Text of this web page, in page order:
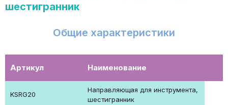
шестигранник
Общие характеристики
Артикул Наименование
KSRG20
Направляющая для инструмента,
шестигранник